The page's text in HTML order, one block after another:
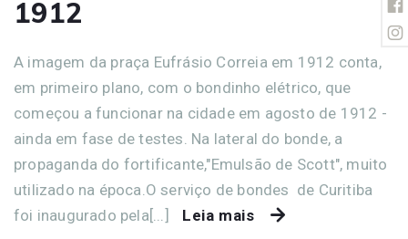
1912
A imagem da praça Eufrásio Correia em 1912 conta,
em primeiro plano, com o bondinho elétrico, que
começou a funcionar na cidade em agosto de 1912 -
ainda em fase de testes. Na lateral do bonde, a
propaganda do fortificante,"Emulsão de Scott", muito
utilizado na época.O serviço de bondes de Curitiba
foi inaugurado pela[...]
Leia mais